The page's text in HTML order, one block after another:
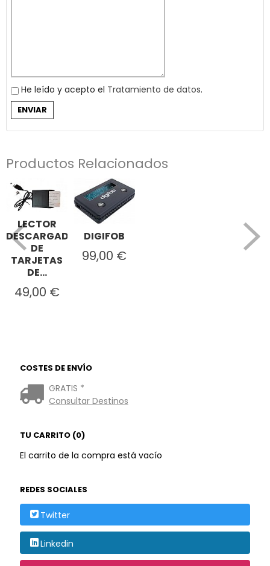
COSTES DE ENVÍO
GRATIS *
Consultar Destinos
TU CARRITO (0)
El carrito de la compra está vacío
REDES SOCIALES
Twitter
Linkedin
He leído y acepto el Tratamiento de datos.
Productos Relacionados
LECTOR
DESCARGADOR
DE
TARJETAS
DE...
49,00 €
DIGIFOB
99,00 €